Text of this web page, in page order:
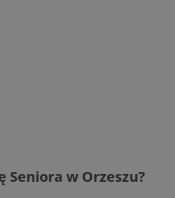
Seniora w Orzeszu?